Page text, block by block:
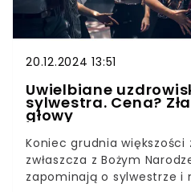
20.12.2024 13:51
Uwielbiane
sylwestra. Cena?
głowy
Koniec grudnia większości
zwłaszcza z Bożym
zapominają o sylwestrze i